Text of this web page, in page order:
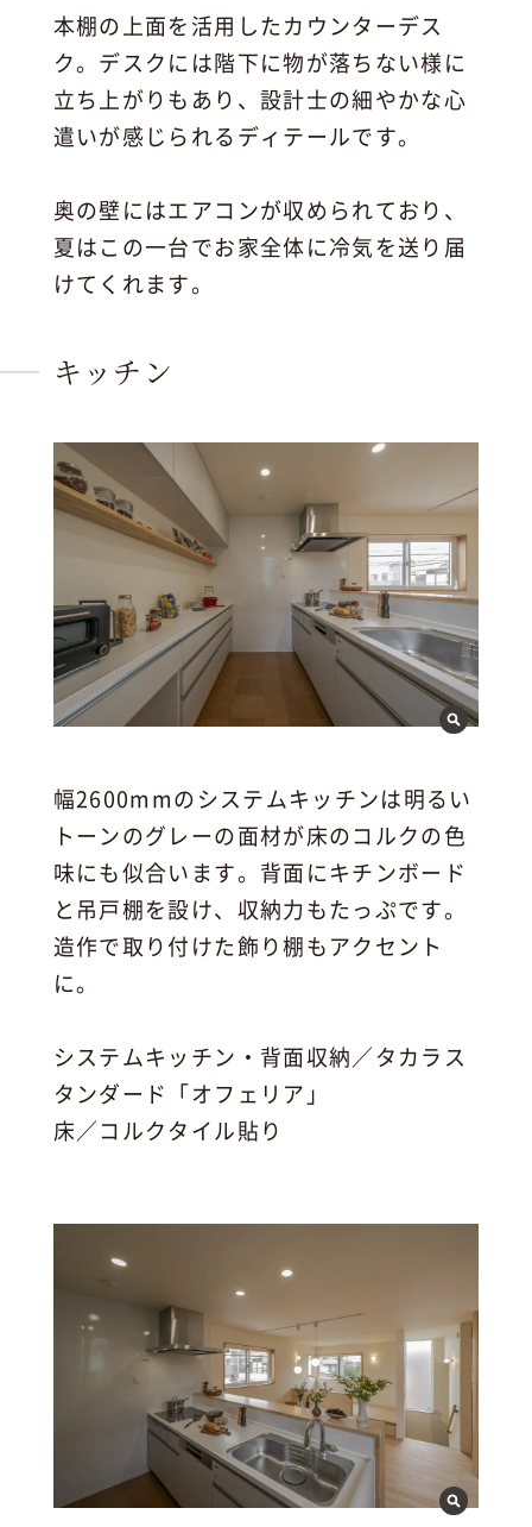
本棚の上面を活用したカウンターデス
ク。デスクには階下に物が落ちない様に
立ち上がりもあり、設計士の細やかな心
遣いが感じられるディテールです。
奥の壁にはエアコンが収められており、
夏はこの一台でお家全体に冷気を送り届
けてくれます。
キッチン
幅2600mmのシステムキッチンは明るい
トーンのグレーの面材が床のコルクの色
味にも似合います。背面にキチンボード
と吊戸棚を設け、収納力もたっぷです。
造作で取り付けた飾り棚もアクセント
に。
システムキッチン・背面収納／タカラス
タンダード「オフェリア」
床／コルクタイル貼り